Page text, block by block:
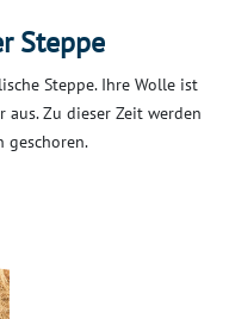
Steppe
Steppe. Ihre Wolle ist
Zu dieser Zeit werden
geschoren.